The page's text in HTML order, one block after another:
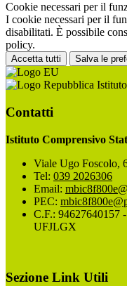
Cookie necessari per il
I cookie necessari per il
disabilitati. È possibile
policy.
Accetta tutti Salva le
Contatti
Istituto Comprensivo
Viale Ugo Foscolo,
Tel: 039 2026306
Email:
PEC:
C.F.: 94627640157
UFJLGX
Sezione Link Utili